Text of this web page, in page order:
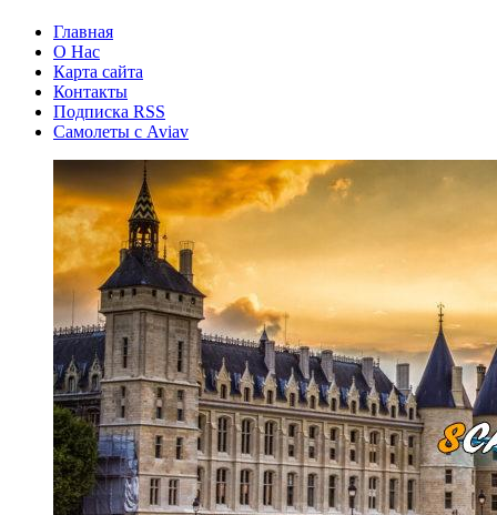
Главная
О Нас
Карта сайта
Контакты
Подписка RSS
Самолеты с Aviav